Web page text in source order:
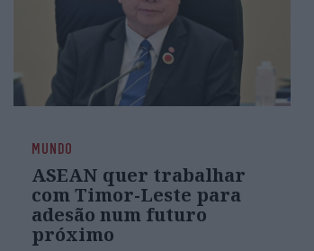
MUNDO
ASEAN quer trabalhar
com Timor-Leste para
adesão num futuro
próximo